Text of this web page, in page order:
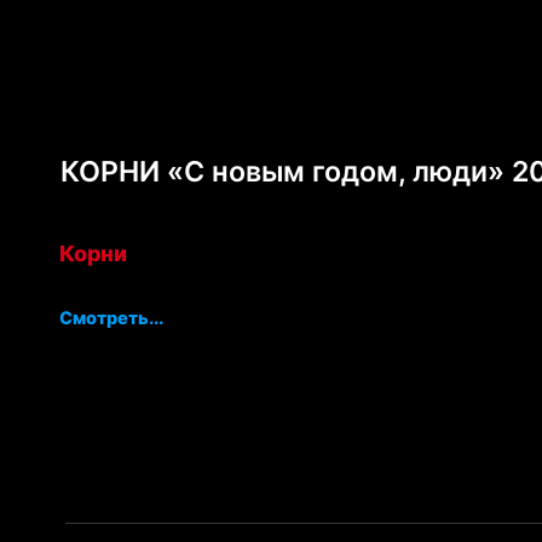
КОРНИ «С новым годом, люди»
Корни
Смотреть...